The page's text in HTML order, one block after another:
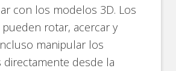
con los modelos 3D. Los
rotar, acercar y
manipular los
directamente desde la